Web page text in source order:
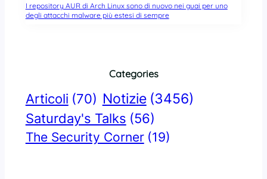
I repository AUR di Arch Linux sono di nuovo nei guai per uno
degli attacchi malware più estesi di sempre
Categories
Articoli (70) Notizie (3456)
Saturday's Talks (56)
The Security Corner (19)